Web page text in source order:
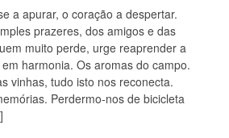
a apurar, o coração a despertar.
prazeres, dos amigos e das
muito perde, urge reaprender a
harmonia. Os aromas do campo.
vinhas, tudo isto nos reconecta.
Perdermo-nos de bicicleta